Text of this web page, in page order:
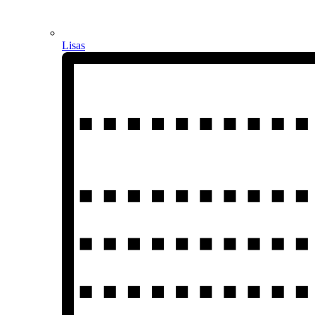
Lisas